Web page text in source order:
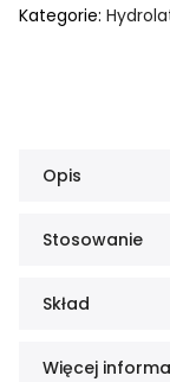
Kategorie:
Opis
Stosowanie
Skład
Więcej